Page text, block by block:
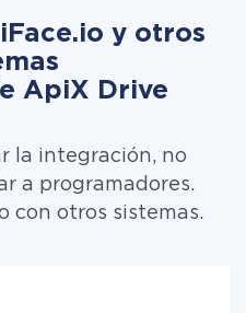
y otros
ApiX Drive
la integración, no
a programadores.
con otros sistemas.